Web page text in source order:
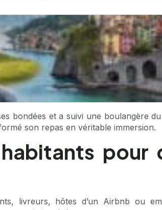
bondées et a suivi une boulangère
son repas en véritable immersion.
pour
livreurs, hôtes d’un Airbnb ou